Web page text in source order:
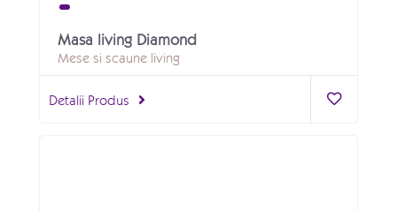
Masa living Diamond
Mese si scaune living
Detalii Produs